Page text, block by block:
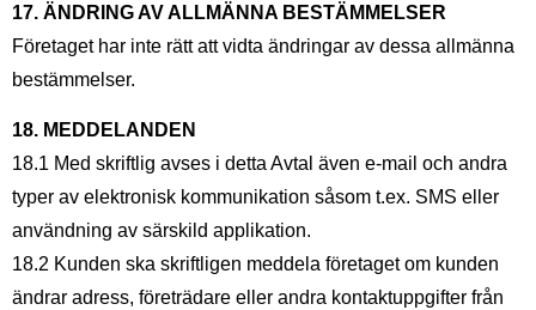
17. ÄNDRING AV ALLMÄNNA BESTÄMMELSER
Företaget har inte rätt att vidta ändringar av dessa allmänna
bestämmelser.
18. MEDDELANDEN
18.1 Med skriftlig avses i detta Avtal även e-mail och andra
typer av elektronisk kommunikation såsom t.ex. SMS eller
användning av särskild applikation.
18.2 Kunden ska skriftligen meddela företaget om kunden
ändrar adress, företrädare eller andra kontaktuppgifter från